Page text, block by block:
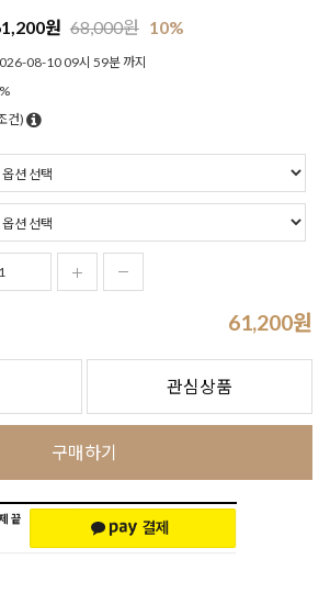
원 68,000원 10%
08-10 09시 59분 까지
건)
61,200원
관심상품
구매하기